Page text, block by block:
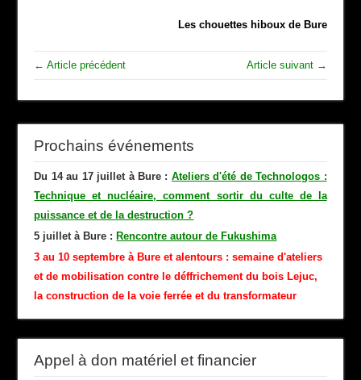
Les chouettes hiboux de Bure
← Article précédent Article suivant →
Prochains événements
Du 14 au 17 juillet à Bure : Ateliers d'été de Technologos :
Technique et nucléaire, comment sortir du culte de la
puissance et de la destruction ?
5 juillet à Bure : Rencontre autour de Fukushima
3 au 10 septembre à Bure et alentours : semaine d'ateliers
et de mobilisation contre le déffrichement du bois Lejuc,
la construction de la voie ferrée et du transformateur
Appel à don matériel et financier